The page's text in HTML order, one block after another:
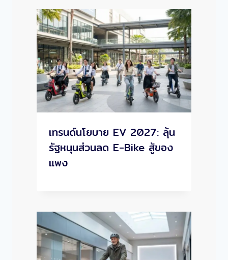
เทรนด์นโยบาย EV 2027: ลุ้น
รัฐหนุนส่วนลด E-Bike สู้ของ
แพง